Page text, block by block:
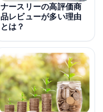
ナースリーの高評価商
品レビューが多い理由
とは？